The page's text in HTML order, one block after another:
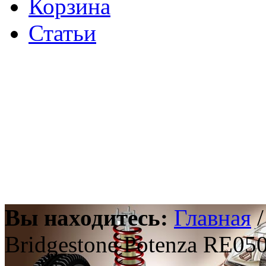
Корзина
Статьи
Вы находитесь: Главная
Bridgestone Potenza